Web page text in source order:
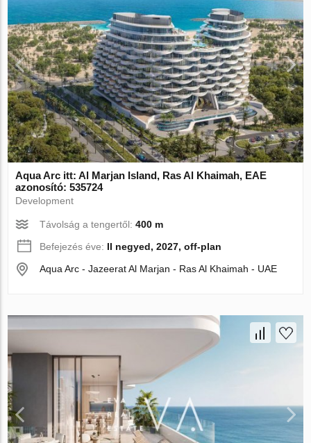
Aqua Arc itt: Al Marjan Island, Ras Al Khaimah, EAE
azonosító: 535724
Development
Távolság a tengertől:400 m
Befejezés éve: II negyed, 2027, off-plan
Aqua Arc - Jazeerat Al Marjan - Ras Al Khaimah - UAE